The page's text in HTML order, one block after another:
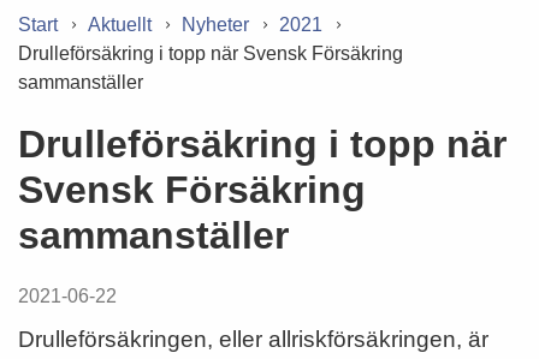
Start Aktuellt Nyheter
2021
Drulleförsäkring i topp när Svensk Försäkring
sammanställer
Drulleförsäkring i topp när
Svensk Försäkring
sammanställer
2021-06-22
Drulleförsäkringen, eller allriskförsäkringen, är